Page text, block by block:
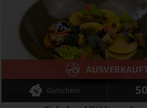
Herburger's Mohren
Gutschein